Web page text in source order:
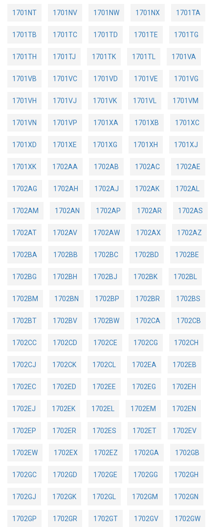
1701NT 1701NV 1701NW 1701NX 1701TA
1701TB 1701TC 1701TD 1701TE 1701TG
1701TH 1701TJ 1701TK 1701TL 1701VA
1701VB 1701VC 1701VD 1701VE 1701VG
1701VH 1701VJ 1701VK 1701VL 1701VM
1701VN 1701VP 1701XA 1701XB 1701XC
1701XD 1701XE 1701XG 1701XH 1701XJ
1701XK 1702AA 1702AB 1702AC 1702AE
1702AG 1702AH 1702AJ 1702AK 1702AL
1702AM 1702AN 1702AP 1702AR 1702AS
1702AT 1702AV 1702AW 1702AX 1702AZ
1702BA 1702BB 1702BC 1702BD 1702BE
1702BG 1702BH 1702BJ 1702BK 1702BL
1702BM 1702BN 1702BP 1702BR 1702BS
1702BT 1702BV 1702BW 1702CA 1702CB
1702CC 1702CD 1702CE 1702CG 1702CH
1702CJ 1702CK 1702CL 1702EA 1702EB
1702EC 1702ED 1702EE 1702EG 1702EH
1702EJ 1702EK 1702EL 1702EM 1702EN
1702EP 1702ER 1702ES 1702ET 1702EV
1702EW 1702EX 1702EZ 1702GA 1702GB
1702GC 1702GD 1702GE 1702GG 1702GH
1702GJ 1702GK 1702GL 1702GM 1702GN
1702GP 1702GR 1702GT 1702GV 1702GW